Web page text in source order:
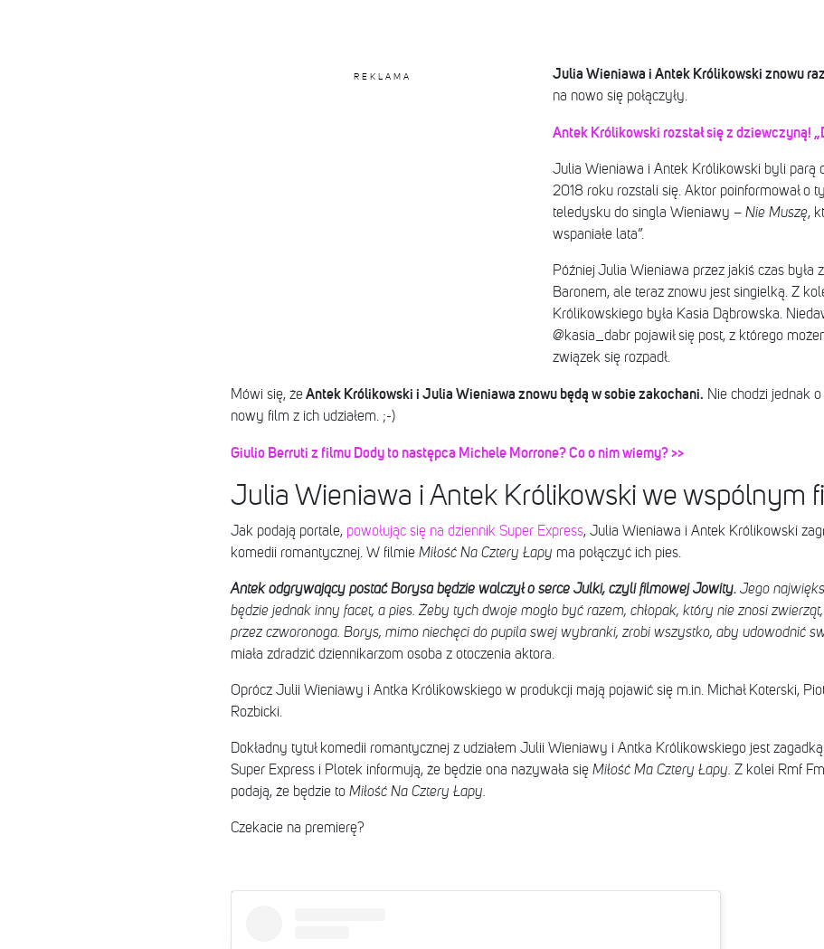
REKLAMA Julia Wieniawa i Antek Królikowski znowu
na nowo się połączyły.
Antek Królikowski rozstał się z dziewczyną!
Julia Wieniawa i Antek Królikowski byli parą
2018 roku rozstali się. Aktor poinformował o
teledysku do singla Wieniawy – Nie Muszę,
wspaniałe lata”.
Później Julia Wieniawa przez jakiś czas była
Baronem, ale teraz znowu jest singielką. Z
Królikowskiego była Kasia Dąbrowska.
@kasia_dabr pojawił się post, z którego
związek się rozpadł.
Mówi się, żeAntek Królikowski i Julia Wieniawa znowu będą w sobie zakochani. Nie chodzi jednak
nowy film z ich udziałem. ;-)
Giulio Berruti z filmu Dody to następca Michele Morrone? Co o nim wiemy? >>
Julia Wieniawa i Antek Królikowski we wspólnym
Jak podają portale, powołując się na dziennik Super Express, Julia Wieniawa i Antek Królikowski
komedii romantycznej. W filmieMiłość Na Cztery Łapy ma połączyć ich pies.
Antek odgrywający postać Borysa będzie walczył o serce Julki, czyli filmowej Jowity.Jego
będzie jednak inny facet, a pies. Żeby tych dwoje mogło być razem, chłopak, który nie znosi
przez czworonoga. Borys, mimo niechęci do pupila swej wybranki, zrobi wszystko, aby udowodnić
miała zdradzić dziennikarzom osoba z otoczenia aktora.
Oprócz Julii Wieniawy i Antka Królikowskiego w produkcji mają pojawić się m.in. Michał Koterski,
Rozbicki.
Dokładny tytuł komedii romantycznej z udziałem Julii Wieniawy i Antka Królikowskiego jest
Super Express i Plotek informują, że będzie ona nazywała się Miłość Ma Cztery Łapy. Z kolei Rmf
podają, że będzie toMiłość Na Cztery Łapy.
Czekacie na premierę?